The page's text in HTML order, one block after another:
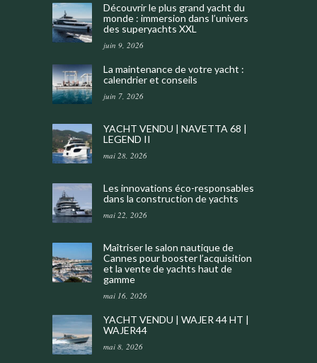
Découvrir le plus grand yacht du
monde : immersion dans l’univers
des superyachts XXL
juin 9, 2026
La maintenance de votre yacht :
calendrier et conseils
juin 7, 2026
YACHT VENDU | NAVETTA 68 |
LEGEND II
mai 28, 2026
Les innovations éco-responsables
dans la construction de yachts
mai 22, 2026
Maîtriser le salon nautique de
Cannes pour booster l’acquisition
et la vente de yachts haut de
gamme
mai 16, 2026
YACHT VENDU | WAJER 44 HT |
WAJER44
mai 8, 2026